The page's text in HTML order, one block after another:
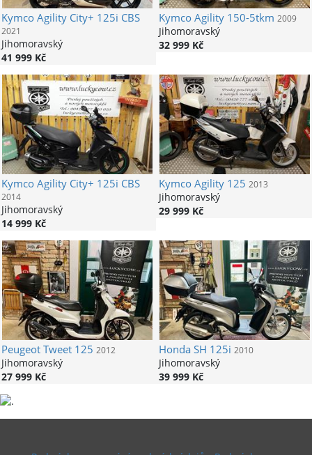
KymcoAgility City+ 125i CBS
2021
Jihomoravský
41 999 Kč
KymcoAgility 150-5tkm 2009
Jihomoravský
32 999 Kč
KymcoAgility City+ 125i CBS
2014
Jihomoravský
14 999 Kč
KymcoAgility 125 2013
Jihomoravský
29 999 Kč
PeugeotTweet 125 2012
Jihomoravský
27 999 Kč
HondaSH 125i 2010
Jihomoravský
39 999 Kč